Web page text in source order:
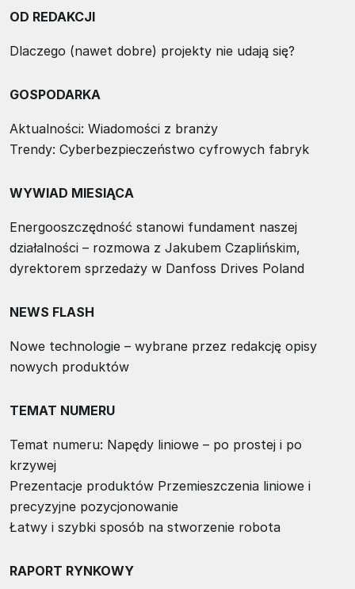
OD REDAKCJI
Dlaczego (nawet dobre) projekty nie udają się?
GOSPODARKA
Aktualności: Wiadomości z branży
Trendy: Cyberbezpieczeństwo cyfrowych fabryk
WYWIAD MIESIĄCA
Energooszczędność stanowi fundament naszej
działalności – rozmowa z Jakubem Czaplińskim,
dyrektorem sprzedaży w Danfoss Drives Poland
NEWS FLASH
Nowe technologie – wybrane przez redakcję opisy
nowych produktów
TEMAT NUMERU
Temat numeru: Napędy liniowe – po prostej i po
krzywej
Prezentacje produktów Przemieszczenia liniowe i
precyzyjne pozycjonowanie
Łatwy i szybki sposób na stworzenie robota
RAPORT RYNKOWY